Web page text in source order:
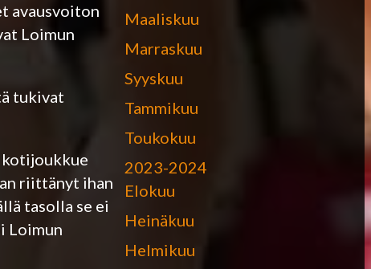
avausvoiton
Loimun
tukivat
kotijoukkue
riittänyt ihan
tasolla se ei
Loimun
Maaliskuu
Marraskuu
Syyskuu
Tammikuu
Toukokuu
2023-2024
Elokuu
Heinäkuu
Helmikuu